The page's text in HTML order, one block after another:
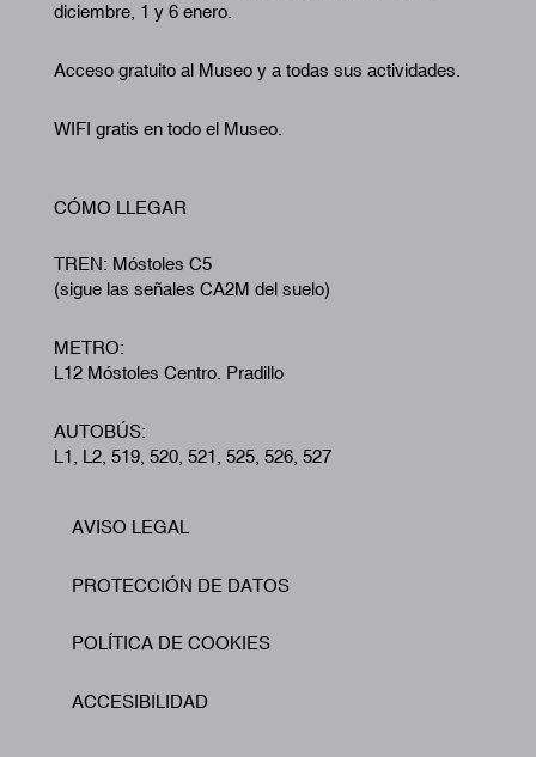
diciembre, 1 y 6 enero.
Acceso gratuito al Museo y a todas sus actividades.
WIFI gratis en todo el Museo.
CÓMO LLEGAR
TREN: Móstoles C5
(sigue las señales CA2M del suelo)
METRO:
L12 Móstoles Centro. Pradillo
AUTOBÚS:
L1, L2, 519, 520, 521, 525, 526, 527
Footer
AVISO LEGAL
PROTECCIÓN DE DATOS
POLÍTICA DE COOKIES
ACCESIBILIDAD